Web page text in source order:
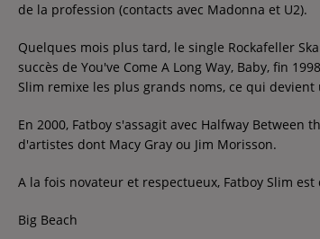
Recherche d'un titre
de la profession (contacts avec Madonna et U2).
Quelques mois plus tard, le single Rockafeller
succès de You've Come A Long Way, Baby, fin
Slim remixe les plus grands noms, ce qui
En 2000, Fatboy s'assagit avec Halfway
d'artistes dont Macy Gray ou Jim Morisson.
A la fois novateur et respectueux, Fatboy Slim
Big Beach